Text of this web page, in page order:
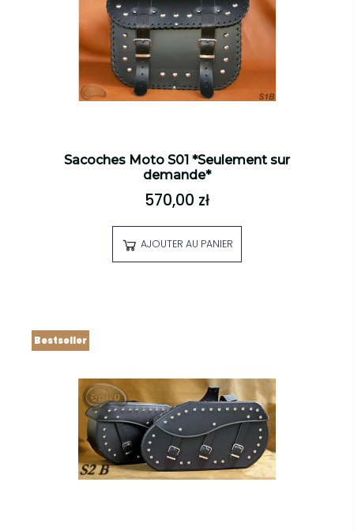
Sacoches Moto S01 *Seulement sur
demande*
570,00 zł
AJOUTER AU PANIER
Bestseller